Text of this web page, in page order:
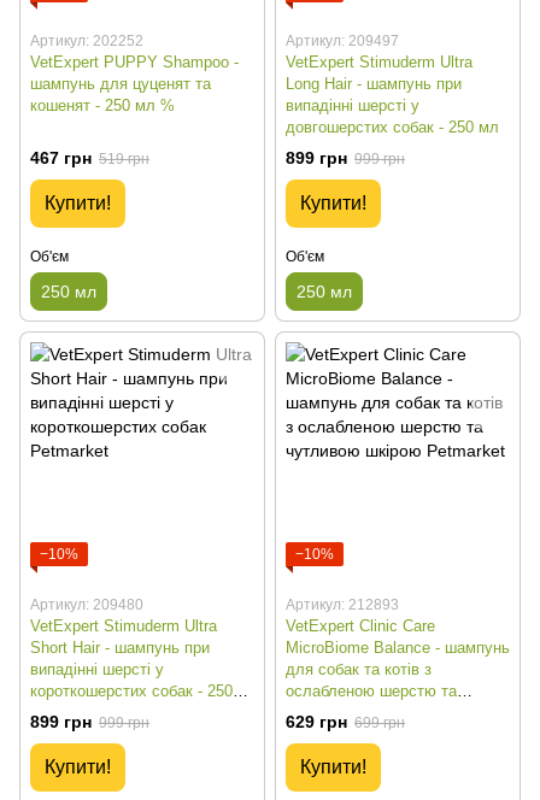
Артикул: 202252
VetExpert PUPPY Shampoo -
шампунь для цуценят та
кошенят - 250 мл %
467 грн 519 грн
Купити!
Об'єм
250 мл
Артикул: 209497
VetExpert Stimuderm Ultra
Long Hair - шампунь при
випадінні шерсті у
довгошерстих собак - 250 мл
899 грн 999 грн
Купити!
Об'єм
250 мл
−10%
Артикул: 209480
VetExpert Stimuderm Ultra
Short Hair - шампунь при
випадінні шерсті у
короткошерстих собак - 250
мл
899 грн 999 грн
Купити!
−10%
Артикул: 212893
VetExpert Clinic Care
MicroBiome Balance - шампунь
для собак та котів з
ослабленою шерстю та
чутливою шкірою - 250 мл
629 грн 699 грн
Купити!